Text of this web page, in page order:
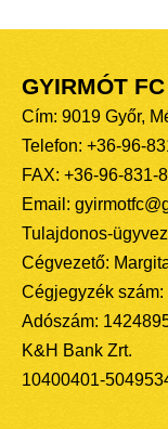
GYIRMÓT
Cím: 9019 Győr,
Telefon: +36-96-
FAX: +36-96-831-
Email:
Tulajdonos-
Cégvezető:
Cégjegyzék
Adószám:
K&H Bank Zrt.
10400401-